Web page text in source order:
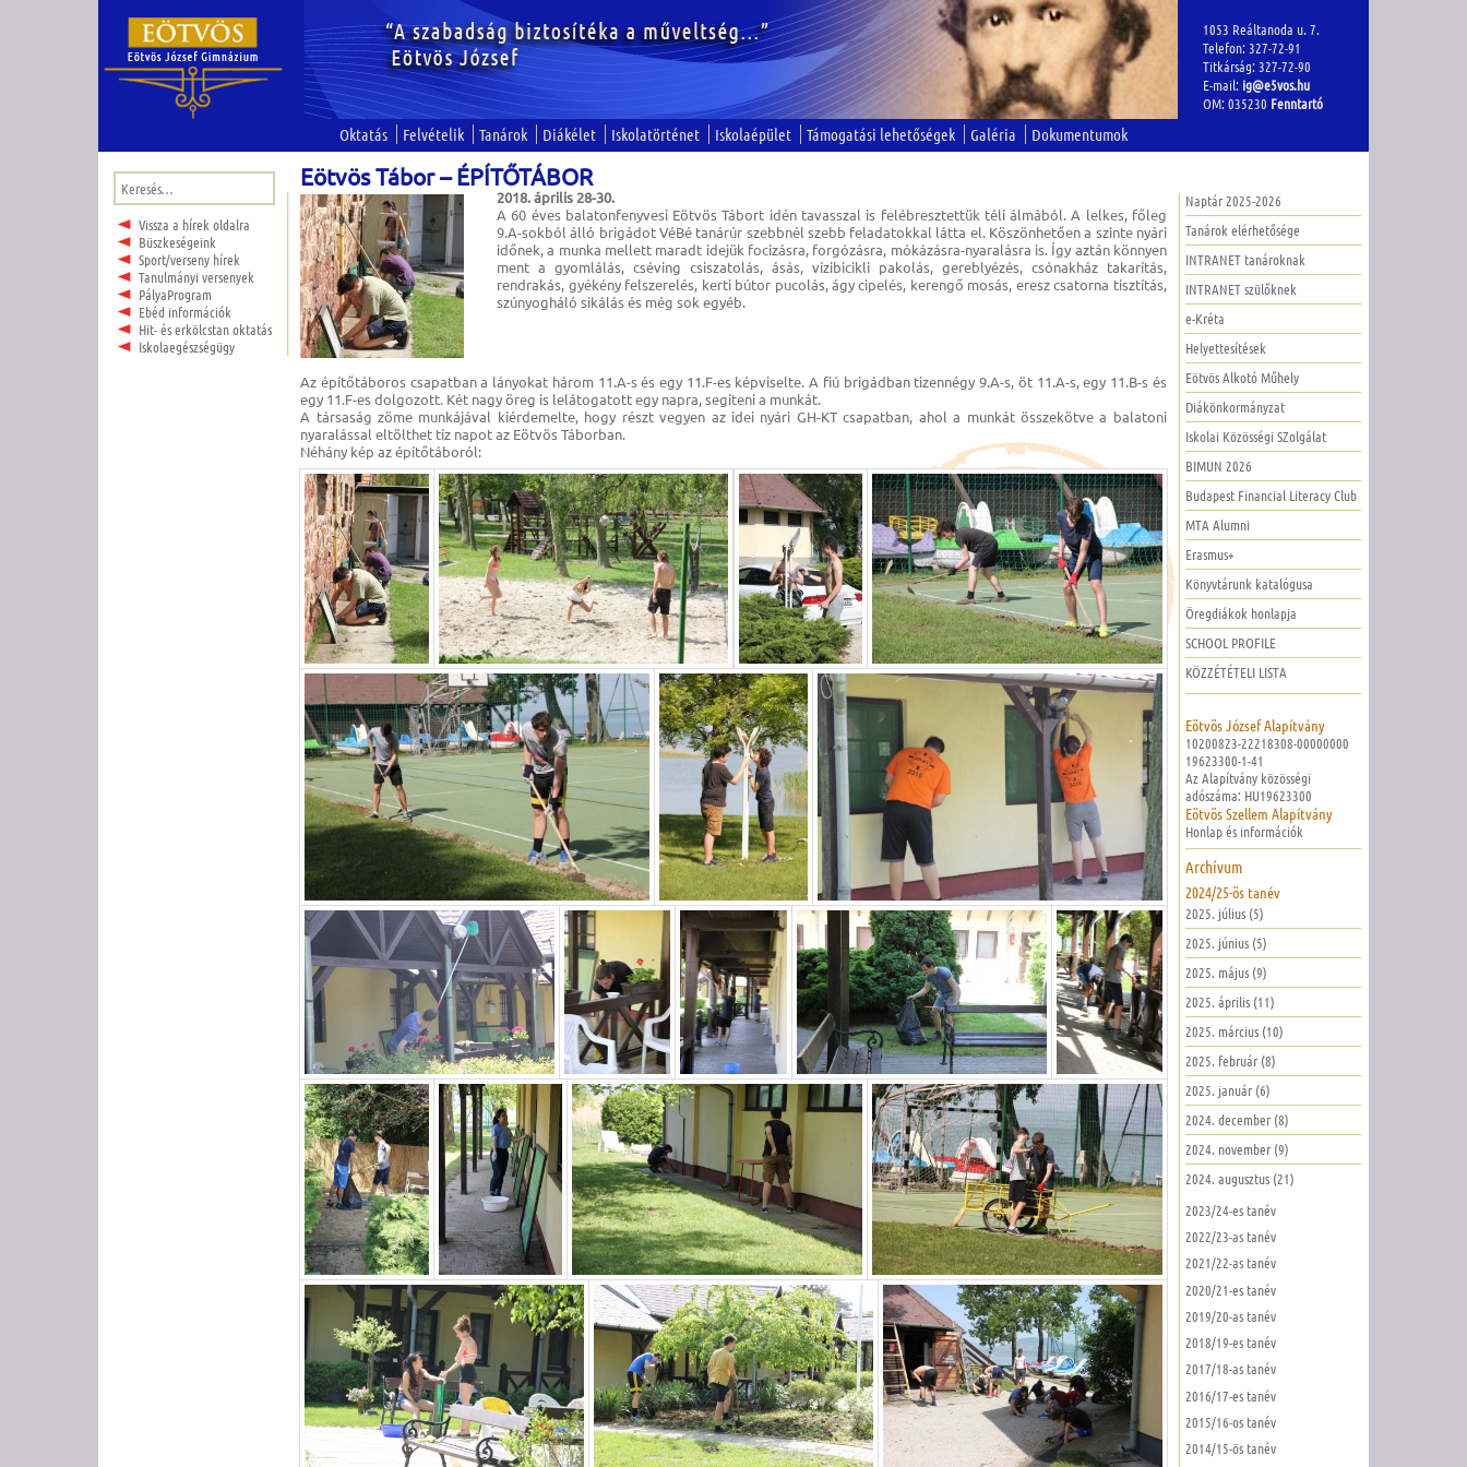
1053 Reáltanoda u. 7.
Telefon: 327-72-91
Titkárság: 327-72-90
E-mail: ig@e5vos.hu
OM: 035230 Fenntartó
Oktatás Felvételik Tanárok Diákélet Iskolatörténet Iskolaépület Támogatási lehetőségek Galéria Dokumentumok
Keresés:
Vissza a hírek oldalra
Büszkeségeink
Sport/verseny hírek
Tanulmányi versenyek
PályaProgram
Ebéd információk
Hit- és erkölcstan oktatás
Iskolaegészségügy
Eötvös Tábor – ÉPÍTŐTÁBOR
2018. április 28-30.
A 60 éves balatonfenyvesi Eötvös Tábort idén tavasszal is felébresztettük téli álmából. A lelkes, főleg
9.A-sokból álló brigádot VéBé tanárúr szebbnél szebb feladatokkal látta el. Köszönhetően a szinte nyári
időnek, a munka mellett maradt idejük focizásra, forgózásra, mókázásra-nyaralásra is. Így aztán könnyen
ment a gyomlálás, cséving csiszatolás, ásás, vízibicikli pakolás, gereblyézés, csónakház takarítás,
rendrakás, gyékény felszerelés, kerti bútor pucolás, ágy cipelés, kerengő mosás, eresz csatorna tisztítás,
szúnyogháló sikálás és még sok egyéb.
Az építőtáboros csapatban a lányokat három 11.A-s és egy 11.F-es képviselte. A fiú brigádban tizennégy 9.A-s, öt 11.A-s, egy 11.B-s és
egy 11.F-es dolgozott. Két nagy öreg is lelátogatott egy napra, segíteni a munkát.
A társaság zöme munkájával kiérdemelte, hogy részt vegyen az idei nyári GH-KT csapatban, ahol a munkát összekötve a balatoni
nyaralással eltölthet tíz napot az Eötvös Táborban.
Néhány kép az építőtáboról:
Naptár 2025-2026
Tanárok elérhetősége
INTRANET tanároknak
INTRANET szülőknek
e-Kréta
Helyettesítések
Eötvös Alkotó Műhely
Diákönkormányzat
Iskolai Közösségi SZolgálat
BIMUN 2026
Budapest Financial Literacy Club
MTA Alumni
Erasmus+
Könyvtárunk katalógusa
Öregdiákok honlapja
SCHOOL PROFILE
KÖZZÉTÉTELI LISTA
Eötvös József Alapítvány
10200823-22218308-00000000
19623300-1-41
Az Alapítvány közösségi
adószáma: HU19623300
Eötvös Szellem Alapítvány
Honlap és információk
Archívum
2024/25-ös tanév
2025. július (5)
2025. június (5)
2025. május (9)
2025. április (11)
2025. március (10)
2025. február (8)
2025. január (6)
2024. december (8)
2024. november (9)
2024. augusztus (21)
2023/24-es tanév
2022/23-as tanév
2021/22-as tanév
2020/21-es tanév
2019/20-as tanév
2018/19-es tanév
2017/18-as tanév
2016/17-es tanév
2015/16-os tanév
2014/15-ös tanév